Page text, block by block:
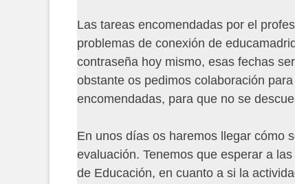
Las tareas encomendadas por el
problemas de conexión de
contraseña hoy mismo, esas fechas
obstante os pedimos colaboración
encomendadas, para que no se
En unos días os haremos llegar cómo
evaluación. Tenemos que esperar a
de Educación, en cuanto a si la